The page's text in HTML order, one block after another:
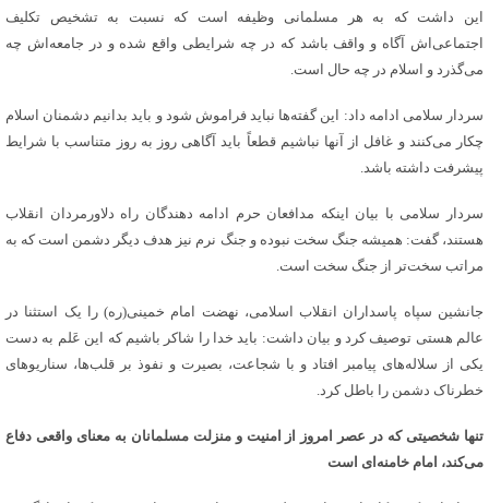
این داشت که به هر مسلمانی وظیفه است که نسبت به تشخیص تکلیف
اجتماعی‌اش آگاه و واقف باشد که در چه شرایطی واقع شده و در جامعه‌اش چه
می‌گذرد و اسلام در چه حال است.
سردار سلامی ادامه داد: این گفته‌ها نباید فراموش شود و باید بدانیم دشمنان اسلام
چکار می‌کنند و غافل از آنها نباشیم قطعاً باید آگاهی روز به روز متناسب با شرایط
پیشرفت داشته باشد.
سردار سلامی با بیان اینکه مدافعان حرم ادامه دهندگان راه دلاورمردان انقلاب
هستند، گفت: همیشه جنگ سخت نبوده و جنگ نرم نیز هدف دیگر دشمن است که به
مراتب سخت‌تر از جنگ سخت است.
جانشین سپاه پاسداران انقلاب اسلامی، نهضت امام خمینی(ره) را یک استثنا در
عالم هستی توصیف کرد و بیان داشت: باید خدا را شاکر باشیم که این عَلم به دست
یکی از سلاله‌های پیامبر افتاد و با شجاعت، بصیرت و نفوذ بر قلب‌ها، سناریوهای
خطرناک دشمن را باطل کرد.
تنها شخصیتی که در عصر امروز از امنیت و منزلت مسلمانان به معنای واقعی دفاع
می‌کند، امام خامنه‌ای است